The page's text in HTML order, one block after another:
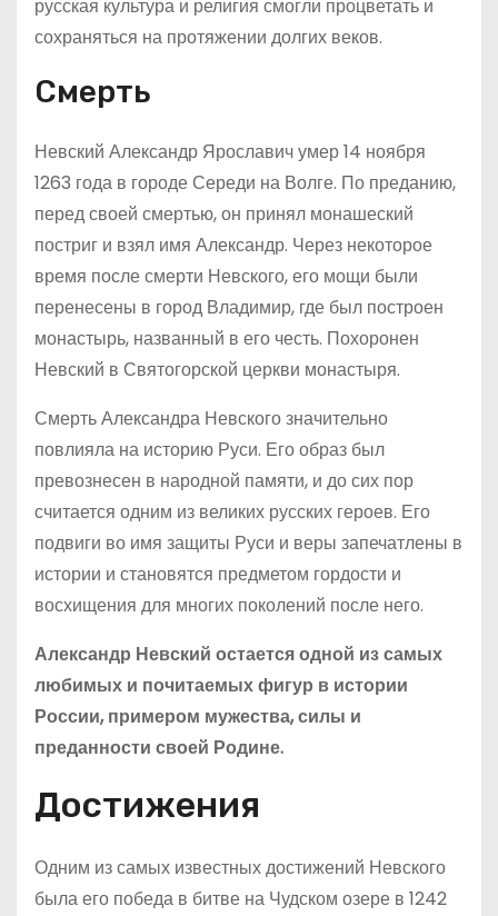
русская культура и религия смогли процветать и
сохраняться на протяжении долгих веков.
Смерть
Невский Александр Ярославич умер 14 ноября
1263 года в городе Середи на Волге. По преданию,
перед своей смертью, он принял монашеский
постриг и взял имя Александр. Через некоторое
время после смерти Невского, его мощи были
перенесены в город Владимир, где был построен
монастырь, названный в его честь. Похоронен
Невский в Святогорской церкви монастыря.
Смерть Александра Невского значительно
повлияла на историю Руси. Его образ был
превознесен в народной памяти, и до сих пор
считается одним из великих русских героев. Его
подвиги во имя защиты Руси и веры запечатлены в
истории и становятся предметом гордости и
восхищения для многих поколений после него.
Александр Невский остается одной из самых
любимых и почитаемых фигур в истории
России, примером мужества, силы и
преданности своей Родине.
Достижения
Одним из самых известных достижений Невского
была его победа в битве на Чудском озере в 1242